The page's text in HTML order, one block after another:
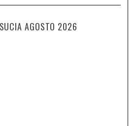
AGOSTO 2026